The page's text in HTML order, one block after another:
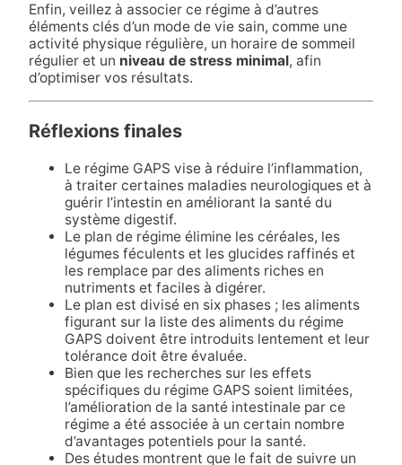
Enfin, veillez à associer ce régime à d’autres
éléments clés d’un mode de vie sain, comme une
activité physique régulière, un horaire de sommeil
régulier et un niveau de stress minimal, afin
d’optimiser vos résultats.
Réflexions finales
Le régime GAPS vise à réduire l’inflammation,
à traiter certaines maladies neurologiques et à
guérir l’intestin en améliorant la santé du
système digestif.
Le plan de régime élimine les céréales, les
légumes féculents et les glucides raffinés et
les remplace par des aliments riches en
nutriments et faciles à digérer.
Le plan est divisé en six phases ; les aliments
figurant sur la liste des aliments du régime
GAPS doivent être introduits lentement et leur
tolérance doit être évaluée.
Bien que les recherches sur les effets
spécifiques du régime GAPS soient limitées,
l’amélioration de la santé intestinale par ce
régime a été associée à un certain nombre
d’avantages potentiels pour la santé.
Des études montrent que le fait de suivre un